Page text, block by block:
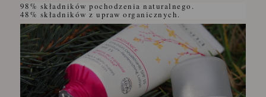
98% składników pochodzenia naturalnego.
48% składników z upraw organicznych.